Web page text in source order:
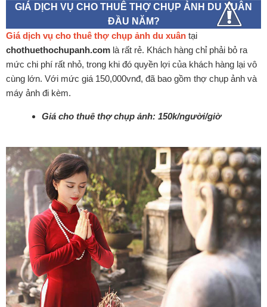
GIÁ DỊCH VỤ CHO THUÊ THỢ CHỤP ẢNH DU XUÂN
ĐẦU NĂM?
Giá dịch vụ cho thuê thợ chụp ảnh du xuân tại
chothuethochupanh.com là rất rẻ. Khách hàng chỉ phải bỏ ra
mức chi phí rất nhỏ, trong khi đó quyền lợi của khách hàng lại vô
cùng lớn. Với mức giá 150,000vnđ, đã bao gồm thợ chụp ảnh và
máy ảnh đi kèm.
Giá cho thuê thợ chụp ảnh: 150k/người/giờ